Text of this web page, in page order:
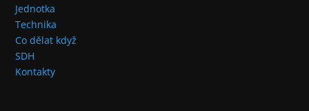
Jednotka
Technika
Co dělat když
SDH
Kontakty